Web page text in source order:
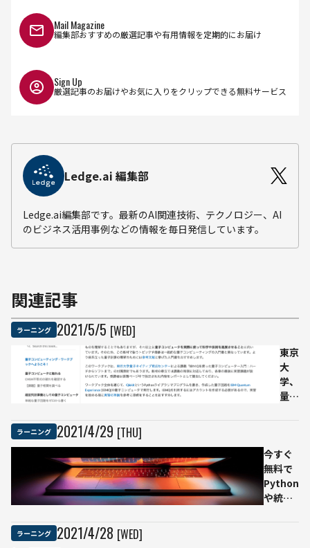
Mail Magazine
編集部おすすめの厳選記事や有用情報を定期的にお届け
Sign Up
厳選記事のお届けやお気に入りをクリップできる無料サービス
Ledge.ai 編集部
Ledge.ai編集部です。最新のAI関連技術、テクノロジー、AI
のビジネス活用事例などの情報を毎日発信しています。
関連記事
ラーニング 2021/5/5 [WED]
東京
大
学、
量子
ィン
グ入
門教
材が
ラーニング 2021/4/29 [THU]
今すぐ
無料で
Python
や統計
ラーニング 2021/4/28 [WED]